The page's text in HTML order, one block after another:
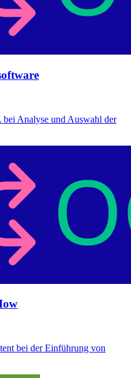
Analyse und Auswahl der
bei der Einführung von